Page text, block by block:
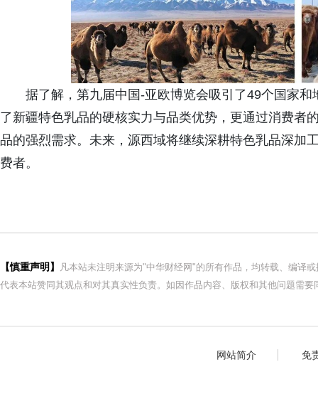
据了解，第九届中国-亚欧博览会吸引了49个国家
了新疆特色乳品的硬核实力与品类优势，更通过消费者
品的强烈需求。未来，源西域将继续深耕特色乳品深加
费者。
【慎重声明】
凡本站未注明来源为"中华财经网"的所有作品，均转载、编译
代表本站赞同其观点和对其真实性负责。如因作品内容、版权和其他问题需
网站简介 免